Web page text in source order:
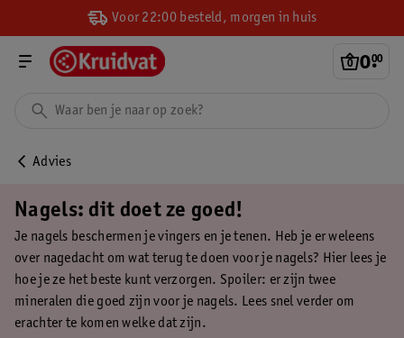
Voor 22:00 besteld, morgen in huis
0.
00
Advies
Nagels: dit doet ze goed!
Je nagels beschermen je vingers en je tenen. Heb je er weleens
over nagedacht om wat terug te doen voor je nagels? Hier lees je
hoe je ze het beste kunt verzorgen. Spoiler: er zijn twee
mineralen die goed zijn voor je nagels. Lees snel verder om
erachter te komen welke dat zijn.